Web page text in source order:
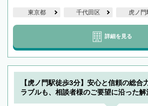
東京都 千代田区 虎ノ門
詳細を見る
【虎ノ門駅徒歩3分】安心と信頼の総合
ラブルも、相談者様のご要望に沿った